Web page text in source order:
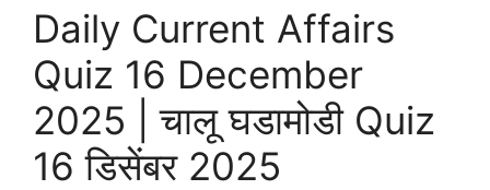
Daily Current Affairs
Quiz 16 December
2025 | चालू घडामोडी Quiz
16 डिसेंबर 2025